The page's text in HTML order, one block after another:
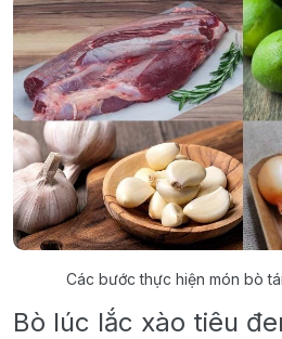
Các bước thực hiện món bò
Bò lúc lắc xào tiêu